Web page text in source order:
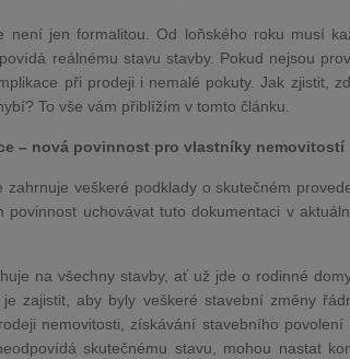
není jen formalitou. Od loňského roku musí
reálnému stavu stavby. Pokud nejsou
při prodeji i nemalé pokuty. Jak zjistit,
To vše vám přiblížím v tomto článku.
– nová povinnost pro vlastníky nemovitostí
zahrnuje veškeré podklady o skutečném
povinnost uchovávat tuto dokumentaci v
na všechny stavby, ať už jde o rodinné
zajistit, aby byly veškeré stavební změny
nemovitosti, získávání stavebního
skutečnému stavu, mohou nastat